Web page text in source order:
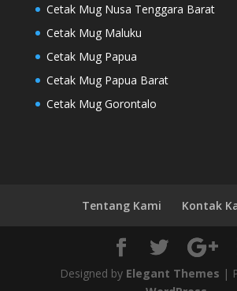
Cetak Mug Nusa Tenggara Barat
Cetak Mug Maluku
Cetak Mug Papua
Cetak Mug Papua Barat
Cetak Mug Gorontalo
Tentang Kami Kontak
Designed by Elegant Themes |